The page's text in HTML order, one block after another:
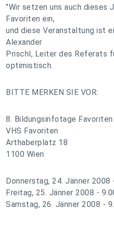
"Wir setzen uns auch dieses
Favoriten ein,
und diese Veranstaltung ist
Alexander
Prischl, Leiter des Referats
optimistisch.
BITTE MERKEN SIE VOR:
8. Bildungsinfotage Favoriten
VHS Favoriten
Arthaberplatz 18
1100 Wien
Donnerstag, 24. Jänner 2008
Freitag, 25. Jänner 2008 -
Samstag, 26. Jänner 2008 -